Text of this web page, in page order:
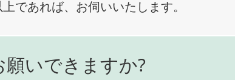
であれば、お伺いいたします。
いできますか?